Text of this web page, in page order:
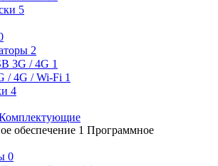
5
2
3G / 4G 1
/ 4G / Wi-Fi 1
4
Комплектующие
Программное
0